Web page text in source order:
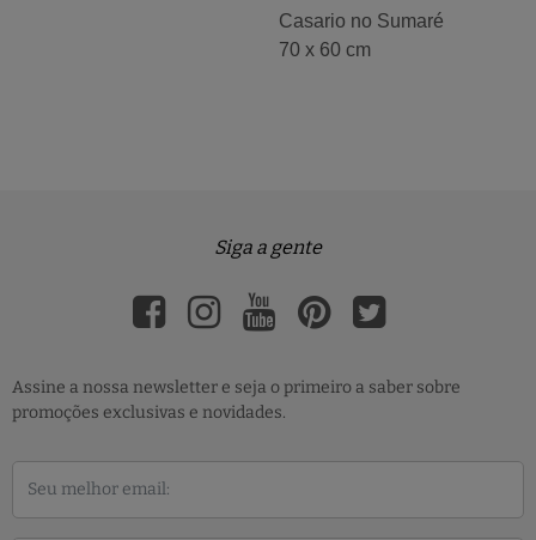
Casario no Sumaré
70 x 60 cm
Siga a gente
Assine a nossa newsletter e seja o primeiro a saber sobre
promoções exclusivas e novidades.